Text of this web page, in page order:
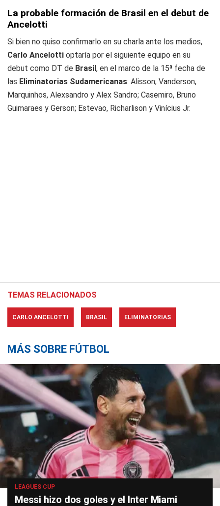
La probable formación de Brasil en el debut de
Ancelotti
Si bien no quiso confirmarlo en su charla ante los medios,
Carlo Ancelotti optaría por el siguiente equipo en su
debut como DT de Brasil, en el marco de la 15ª fecha de
las Eliminatorias Sudamericanas: Alisson; Vanderson,
Marquinhos, Alexsandro y Alex Sandro; Casemiro, Bruno
Guimaraes y Gerson; Estevao, Richarlison y Vinícius Jr.
TEMAS RELACIONADOS
CARLO ANCELOTTI BRASIL ELIMINATORIAS
MÁS SOBRE FÚTBOL
LEAGUES CUP
Messi hizo dos goles y el Inter Miami